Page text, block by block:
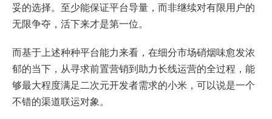
妥的选择。至少能保证平台导量，而非继续对有限用户的
无限争夺，活下来才是第一位。
而基于上述种种平台能力来看，在细分市场硝烟味愈发浓
郁的当下，从寻求前置营销到助力长线运营的全过程，能
够最大程度满足二次元开发者需求的小米，可以说是一个
不错的渠道联运对象。